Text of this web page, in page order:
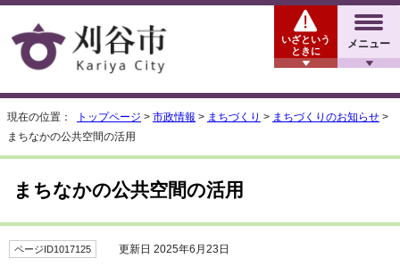
メニュー
いざという
ときに
現在の位置： トップページ > 市政情報 > まちづくり > まちづくりのお知らせ >
まちなかの公共空間の活用
まちなかの公共空間の活用
ページID1017125 更新日 2025年6月23日